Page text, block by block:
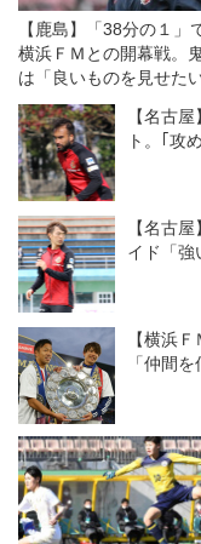
【鹿島】「38分の１」
横浜ＦＭとの開幕戦。
は「良いものを見せた
勝戦のつもりで戦う」
【名古
ト。｢攻
【名古
イド「強
【横浜
「仲間